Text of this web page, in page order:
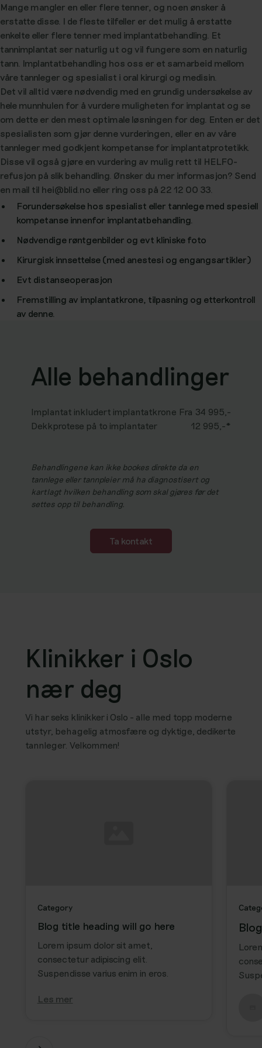
Mange mangler en eller flere tenner, og noen ønsker å
erstatte disse. I de fleste tilfeller er det mulig å erstatte
enkelte eller flere tenner med implantatbehandling. Et
tannimplantat ser naturlig ut og vil fungere som en naturlig
tann. Implantatbehandling hos oss er et samarbeid mellom
våre tannleger og spesialist i oral kirurgi og medisin.
Det vil alltid være nødvendig med en grundig undersøkelse av
hele munnhulen for å vurdere muligheten for implantat og se
om dette er den mest optimale løsningen for deg. Enten er det
spesialisten som gjør denne vurderingen, eller en av våre
tannleger med godkjent kompetanse for implantatprotetikk.
Disse vil også gjøre en vurdering av mulig rett til HELFO-
refusjon på slik behandling. Ønsker du mer informasjon? Send
en mail til hei@blid.no eller ring oss på 22 12 00 33.
Forundersøkelse hos spesialist eller tannlege med spesiell
kompetanse innenfor implantatbehandling.
Nødvendige røntgenbilder og evt kliniske foto
Kirurgisk innsettelse (med anestesi og engangsartikler)
Evt distanseoperasjon
Fremstilling av implantatkrone, tilpasning og etterkontroll
av denne.
Alle behandlinger
Implantat inkludert implantatkrone Fra 34 995,-
Dekkprotese på to implantater
12 995,-*
Behandlingene kan ikke bookes direkte da en
tannlege eller tannpleier må ha diagnostisert og
kartlagt hvilken behandling som skal gjøres før det
settes opp til behandling.
Ta kontakt
Klinikker i Oslo
nær deg
Vi har seks klinikker i Oslo - alle med topp moderne
utstyr, behagelig atmosfære og dyktige, dedikerte
tannleger. Velkommen!
Category
Blog title heading will go here
Lorem ipsum dolor sit amet,
consectetur adipiscing elit.
Suspendisse varius enim in eros.
Les mer